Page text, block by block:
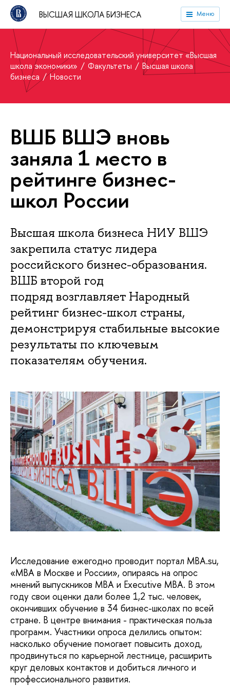
ВЫСШАЯ ШКОЛА БИЗНЕСА Меню
Национальный исследовательский университет «Высшая
школа экономики»
Факультеты
Высшая школа
бизнеса
Новости
ВШБ ВШЭ вновь
заняла 1 место в
рейтинге бизнес-
школ России
Высшая школа бизнеса НИУ ВШЭ
закрепила статус лидера
российского бизнес-образования.
ВШБ второй год
подряд возглавляет Народный
рейтинг бизнес-школ страны,
демонстрируя стабильные высокие
результаты по ключевым
показателям обучения.
Исследование ежегодно проводит портал MBA.su,
«МВА в Москве и России», опираясь на опрос
мнений выпускников MBA и Executive MBA. В этом
году свои оценки дали более 1,2 тыс. человек,
окончивших обучение в 34 бизнес-школах по всей
стране. В центре внимания - практическая польза
программ. Участники опроса делились опытом:
насколько обучение помогает повысить доход,
продвинуться по карьерной лестнице, расширить
круг деловых контактов и добиться личного и
профессионального развития.